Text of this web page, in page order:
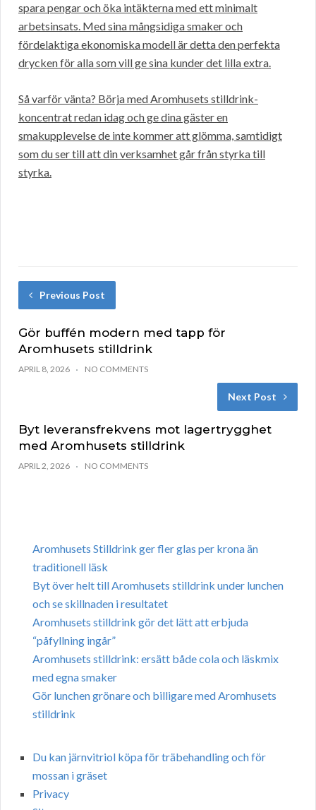
spara pengar och öka intäkterna med ett minimalt
arbetsinsats. Med sina mångsidiga smaker och
fördelaktiga ekonomiska modell är detta den perfekta
drycken för alla som vill ge sina kunder det lilla extra.
Så varför vänta? Börja med Aromhusets stilldrink-
koncentrat redan idag och ge dina gäster en
smakupplevelse de inte kommer att glömma, samtidigt
som du ser till att din verksamhet går från styrka till
styrka.
Previous Post
Gör buffén modern med tapp för
Aromhusets stilldrink
APRIL 8, 2026 NO COMMENTS
Next Post
Byt leveransfrekvens mot lagertrygghet
med Aromhusets stilldrink
APRIL 2, 2026 NO COMMENTS
Aromhusets Stilldrink ger fler glas per krona än
traditionell läsk
Byt över helt till Aromhusets stilldrink under lunchen
och se skillnaden i resultatet
Aromhusets stilldrink gör det lätt att erbjuda
“påfyllning ingår”
Aromhusets stilldrink: ersätt både cola och läskmix
med egna smaker
Gör lunchen grönare och billigare med Aromhusets
stilldrink
Du kan järnvitriol köpa för träbehandling och för
mossan i gräset
Privacy